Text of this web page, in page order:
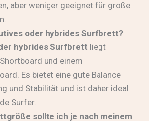
aber weniger geeignet für große
oder hybrides Surfbrett?
hybrides Surfbrett liegt
und einem
Es bietet eine gute Balance
und Stabilität und ist daher ideal
Surfer.
sollte ich je nach meinem